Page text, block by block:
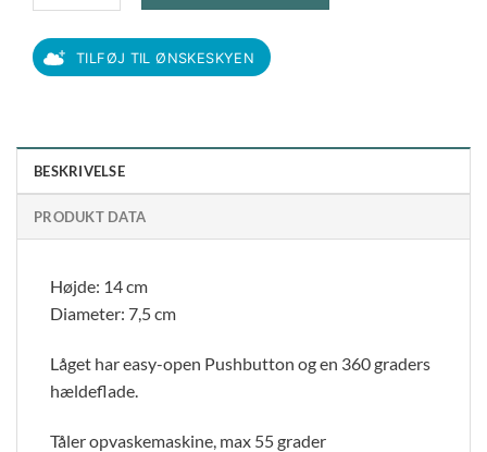
TILFØJ TIL ØNSKESKYEN
BESKRIVELSE
PRODUKT DATA
Højde: 14 cm
Diameter: 7,5 cm
Låget har easy-open Pushbutton og en 360 graders
hældeflade.
Tåler opvaskemaskine, max 55 grader